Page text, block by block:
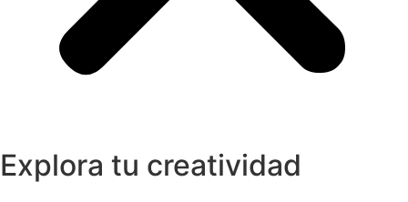
Explora tu creatividad